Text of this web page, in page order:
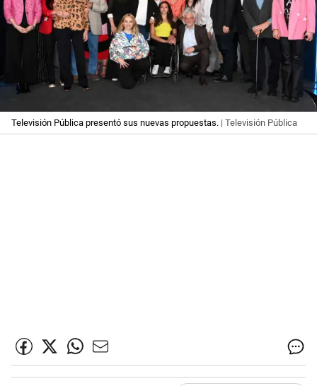
Televisión Pública presentó sus nuevas propuestas. | Televisión Pública